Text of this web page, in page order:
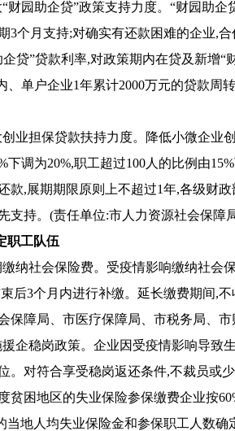
财园助企贷”政策支持力度。“财园助
3个月支持;对确实有还款困难的企业,
企贷”贷款利率,对政策期内在贷及新增
、单户企业1年累计2000万元的贷款
业担保贷款扶持力度。降低小微企业
下调为20%,职工超过100人的比例由
款,展期期限原则上不超过1年,各级财
支持。(责任单位:市人力资源社会保障
职工队伍
纳社会保险费。受疫情影响缴纳社会
后3个月内进行补缴。延长缴费期间,
保障局、市医疗保障局、市税务局、市
企稳岗政策。企业因受疫情影响导致
。对符合享受稳岗返还条件,不裁员或
贫困地区的失业保险参保缴费企业按
当地人均失业保险金和参保职工人数